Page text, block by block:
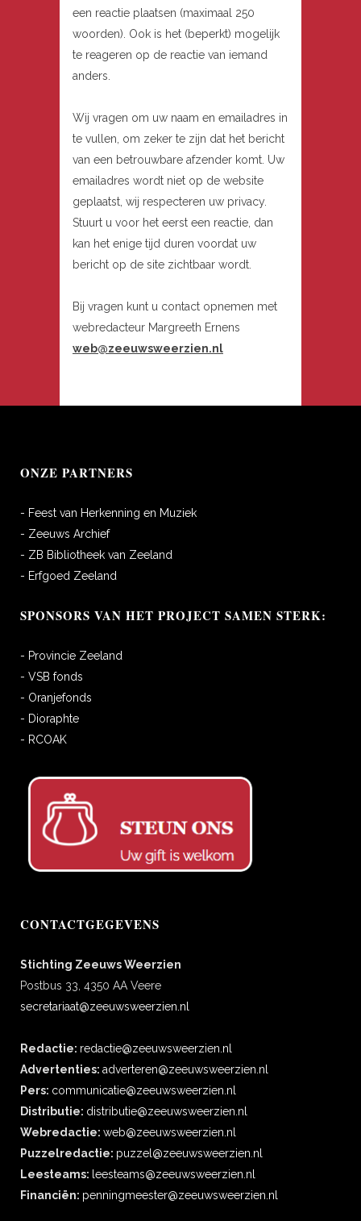
een reactie plaatsen (maximaal 250
woorden). Ook is het (beperkt) mogelijk
te reageren op de reactie van iemand
anders.
Wij vragen om uw naam en emailadres in
te vullen, om zeker te zijn dat het bericht
van een betrouwbare afzender komt. Uw
emailadres wordt niet op de website
geplaatst, wij respecteren uw privacy.
Stuurt u voor het eerst een reactie, dan
kan het enige tijd duren voordat uw
bericht op de site zichtbaar wordt.
Bij vragen kunt u contact opnemen met
webredacteur Margreeth Ernens
web@zeeuwsweerzien.nl
ONZE PARTNERS
- Feest van Herkenning en Muziek
- Zeeuws Archief
- ZB Bibliotheek van Zeeland
- Erfgoed Zeeland
SPONSORS VAN HET PROJECT SAMEN STERK:
- Provincie Zeeland
- VSB fonds
- Oranjefonds
- Dioraphte
- RCOAK
CONTACTGEGEVENS
Stichting Zeeuws Weerzien
Postbus 33, 4350 AA Veere
secretariaat@zeeuwsweerzien.nl
Redactie: redactie@zeeuwsweerzien.nl
Advertenties: adverteren@zeeuwsweerzien.nl
Pers: communicatie@zeeuwsweerzien.nl
Distributie: distributie@zeeuwsweerzien.nl
Webredactie: web@zeeuwsweerzien.nl
Puzzelredactie: puzzel@zeeuwsweerzien.nl
Leesteams: leesteams@zeeuwsweerzien.nl
Financiën: penningmeester@zeeuwsweerzien.nl